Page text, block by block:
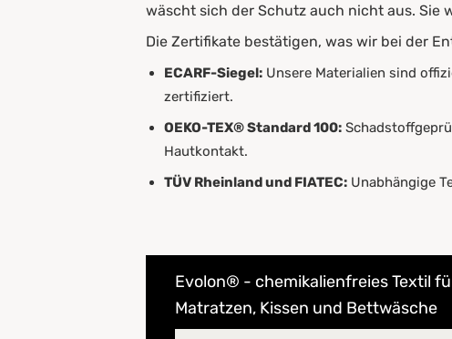
wäscht sich der Schutz auch nicht aus. Sie
Die Zertifikate bestätigen, was wir bei der
ECARF-Siegel: Unsere Materialien sind
zertifiziert.
OEKO-TEX® Standard 100:
Hautkontakt.
TÜV Rheinland und FIATEC: Unabhängige
Evolon® - chemikalienfreies Textil
Matratzen, Kissen und Bettwäsche